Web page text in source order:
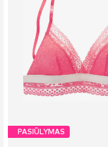
PASIŪLYMAS